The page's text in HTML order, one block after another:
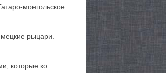
монгольское
рыцари.
которые ко